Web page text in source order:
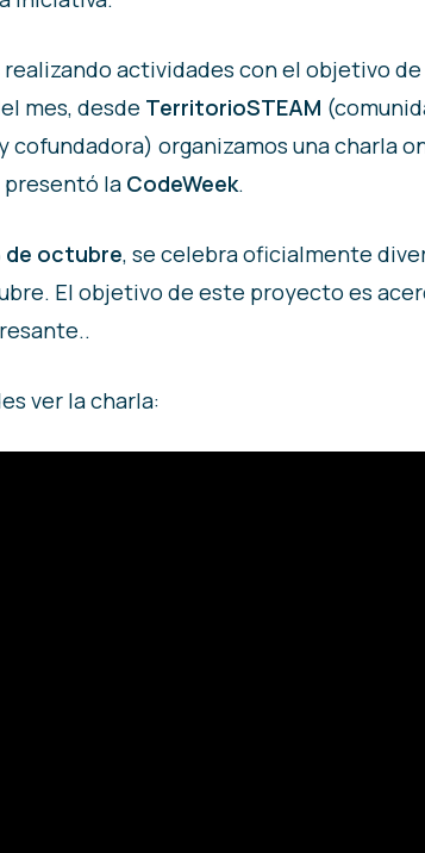
realizando actividades con el objetivo
mes, desde TerritorioSTEAM
cofundadora) organizamos una charla
presentó la CodeWeek.
de octubre, se celebra oficialmente
El objetivo de este proyecto es
ver la charla: